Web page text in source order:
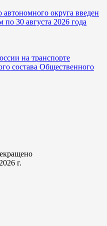
округа введен
30 августа 2026 года
на транспорте
состава Общественного
г.